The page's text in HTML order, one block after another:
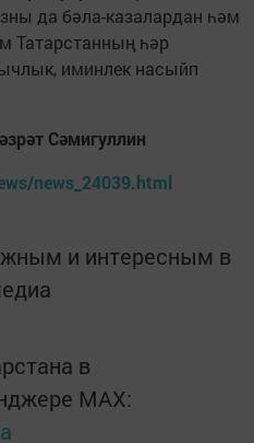
да бәла-казалардан һәм
Татарстанның һәр
иминлек насыйп
Сәмигуллин
news_24039.html
и интересным в
в
MАХ: